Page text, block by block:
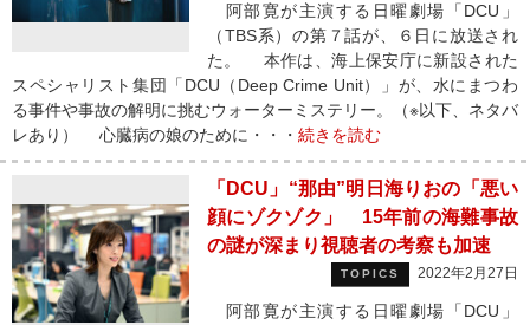
阿部寛が主演する日曜劇場「DCU」
（TBS系）の第７話が、６日に放送され
た。 本作は、海上保安庁に新設された
スペシャリスト集団「DCU（Deep Crime Unit）」が、水にまつわ
る事件や事故の解明に挑むウォーターミステリー。（※以下、ネタバ
レあり） 心臓病の娘のために・・・ 続きを読む
「DCU」“那由”明日海りおの「悪い
顔にゾクゾク」 15年前の海難事故
の謎が深まり視聴者の考察も加速
TOPICS 2022年2月27日
阿部寛が主演する日曜劇場「DCU」